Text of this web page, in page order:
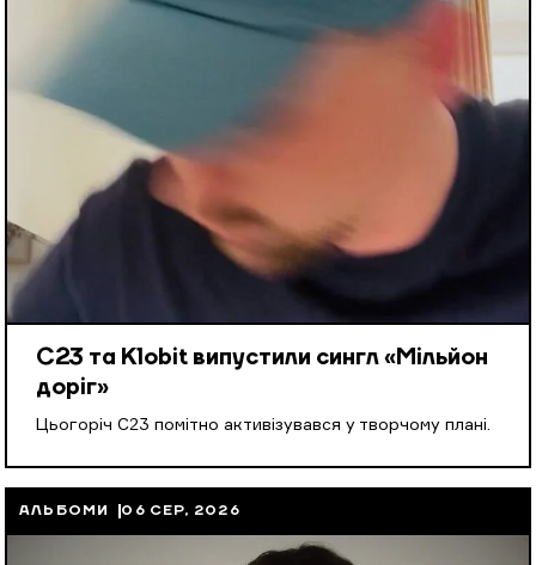
С23 та Klobit випустили сингл «Мільйон
доріг»
Цьогоріч С23 помітно активізувався у творчому плані.
АЛЬБОМИ 06 СЕР, 2026